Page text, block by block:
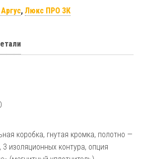
, Люкс ПРО 3К
коробка, гнутая кромка, полотно —
изоляционных контура, опция